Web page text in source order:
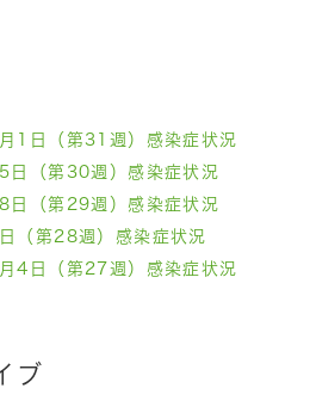
1日（第31週）感染症状況
（第30週）感染症状況
（第29週）感染症状況
（第28週）感染症状況
4日（第27週）感染症状況
ブ